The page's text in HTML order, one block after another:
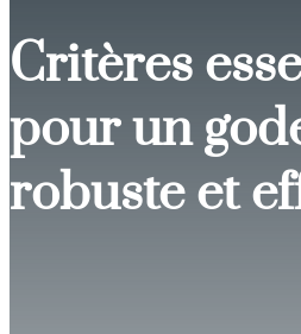
Critères
pour un
robuste et